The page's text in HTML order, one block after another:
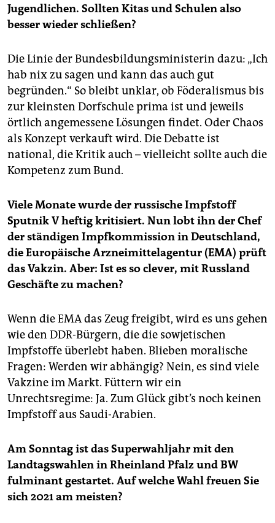
Jugendlichen. Sollten Kitas und Schulen also
besser wieder schließen?
Die Linie der Bundesbildungsministerin dazu: „Ich
hab nix zu sagen und kann das auch gut
begründen.“ So bleibt unklar, ob Föderalismus bis
zur kleinsten Dorfschule prima ist und jeweils
örtlich angemessene Lösungen findet. Oder Chaos
als Konzept verkauft wird. Die Debatte ist
national, die Kritik auch – vielleicht sollte auch die
Kompetenz zum Bund.
Viele Monate wurde der russische Impfstoff
Sputnik V heftig kritisiert. Nun lobt ihn der Chef
der ständigen Impfkommission in Deutschland,
die Europäische Arzneimittelagentur (EMA) prüft
das Vakzin. Aber: Ist es so clever, mit Russland
Geschäfte zu machen?
Wenn die EMA das Zeug freigibt, wird es uns gehen
wie den DDR-Bürgern, die die sowjetischen
Impfstoffe überlebt haben. Blieben moralische
Fragen: Werden wir abhängig? Nein, es sind viele
Vakzine im Markt. Füttern wir ein
Unrechtsregime: Ja. Zum Glück gibt’s noch keinen
Impfstoff aus Saudi-Arabien.
Am Sonntag ist das Superwahljahr mit den
Landtagswahlen in Rheinland Pfalz und BW
fulminant gestartet. Auf welche Wahl freuen Sie
sich 2021 am meisten?